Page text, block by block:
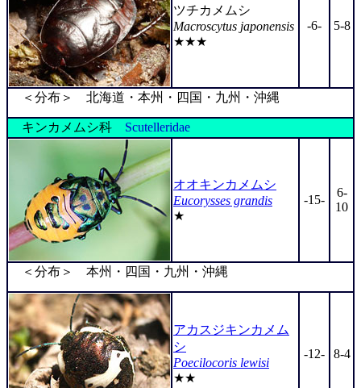
ツチカメムシ
Macroscytus japonensis
★★★
-6- 5-8
＜分布＞ 北海道・本州・四国・九州・沖縄
キンカメムシ科 Scutelleridae
オオキンカメムシ
Eucorysses grandis
★
-15-
6-
10
＜分布＞ 本州・四国・九州・沖縄
アカスジキンカメム
シ
Poecilocoris lewisi
★★
-12- 8-4